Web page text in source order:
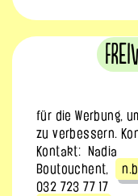
für die Werbung,
zu verbessern.
Kontakt: Nadia
Boutouchent,
032 723 77 17